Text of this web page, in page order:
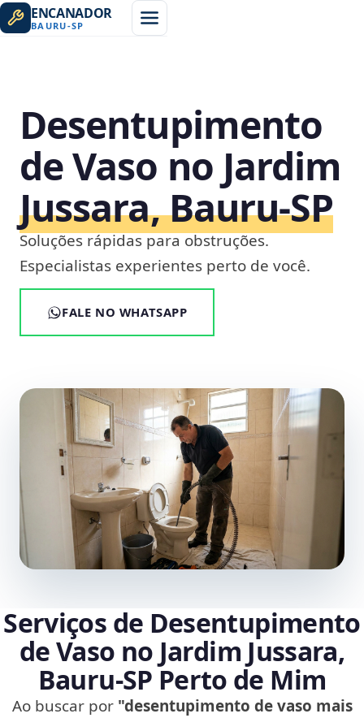
ENCANADOR
BAURU-SP
Desentupimento
de Vaso no Jardim
Jussara, Bauru‑SP
Soluções rápidas para obstruções.
Especialistas experientes perto de você.
FALE NO WHATSAPP
Serviços de Desentupimento
de Vaso no Jardim Jussara,
Bauru‑SP Perto de Mim
Ao buscar por "desentupimento de vaso mais